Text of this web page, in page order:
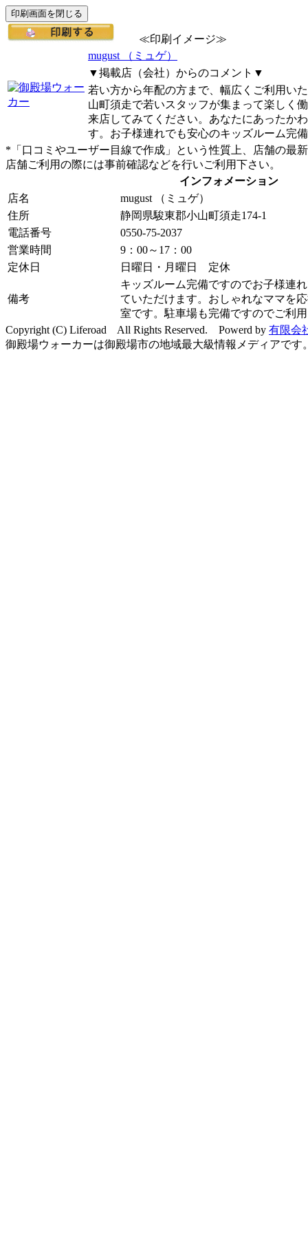
≪印刷イメージ≫
mugust （ミュゲ）
▼掲載店（会社）からのコメント▼
若い方から年配の方まで、幅広くご利用い
山町須走で若いスタッフが集まって楽しく
来店してみてください。あなたにあったか
す。お子様連れでも安心のキッズルーム完
*「口コミやユーザー目線で作成」という性質上、店舗の最
店舗ご利用の際には事前確認などを行いご利用下さい。
インフォメーション
店名
mugust （ミュゲ）
住所
静岡県駿東郡小山町須走174-1
電話番号
0550-75-2037
営業時間
9：00～17：00
定休日
日曜日・月曜日 定休
備考
キッズルーム完備ですのでお子様連
ていただけます。おしゃれなママを
室です。駐車場も完備ですのでご利
Copyright (C) Liferoad All Rights Reserved. Powerd by 有限会
御殿場ウォーカーは御殿場市の地域最大級情報メディアです